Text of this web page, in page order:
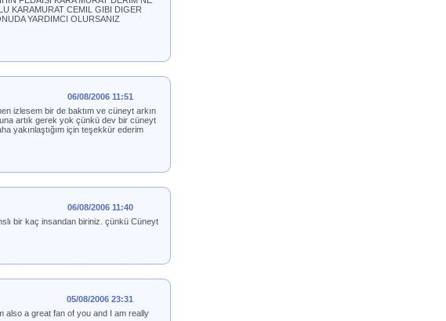
KARAMURAT CEMIL GIBI DIGER
YARDIMCI OLURSANIZ
06/08/2006 11:51
izlesem bir de baktım ve cüneyt arkın
artık gerek yok çünkü dev bir cüneyt
yakınlaştığım için teşekkür ederim
06/08/2006 11:40
bir kaç insandan biriniz. çünkü Cüneyt
05/08/2006 23:31
also a great fan of you and I am really